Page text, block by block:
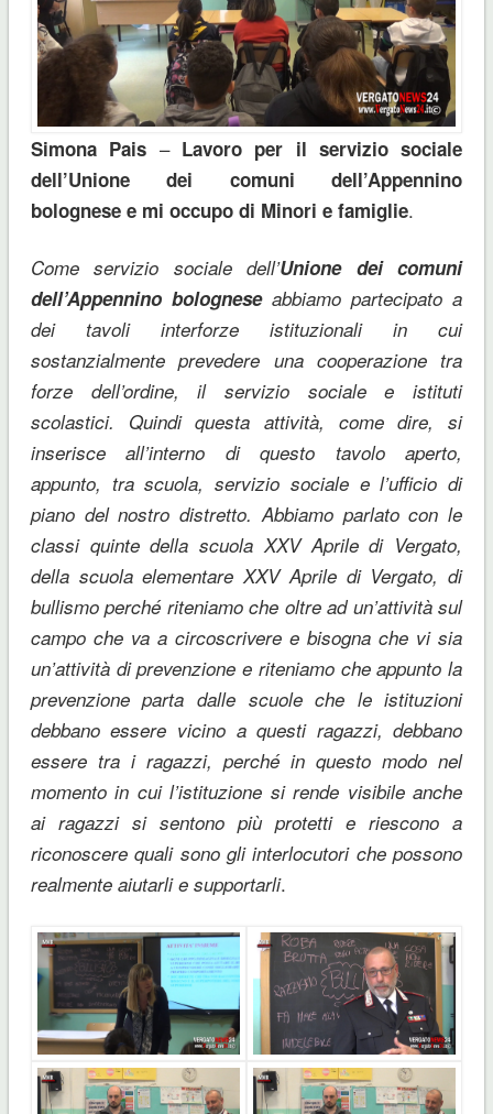
Simona Pais – Lavoro per il servizio sociale
dell’Unione dei comuni dell’Appennino
bolognese e mi occupo di Minori e famiglie.
Come servizio sociale dell’Unione dei comuni
dell’Appennino bologneseabbiamo partecipato a
dei tavoli interforze istituzionali in cui
sostanzialmente prevedere una cooperazione tra
forze dell’ordine, il servizio sociale e istituti
scolastici. Quindi questa attività, come dire, si
inserisce all’interno di questo tavolo aperto,
appunto, tra scuola, servizio sociale e l’ufficio di
piano del nostro distretto. Abbiamo parlato con le
classi quinte della scuola XXV Aprile di Vergato,
della scuola elementare XXV Aprile di Vergato, di
bullismo perché riteniamo che oltre ad un’attività sul
campo che va a circoscrivere e bisogna che vi sia
un’attività di prevenzione e riteniamo che appunto la
prevenzione parta dalle scuole che le istituzioni
debbano essere vicino a questi ragazzi, debbano
essere tra i ragazzi, perché in questo modo nel
momento in cui l’istituzione si rende visibile anche
ai ragazzi si sentono più protetti e riescono a
riconoscere quali sono gli interlocutori che possono
realmente aiutarli e supportarli.